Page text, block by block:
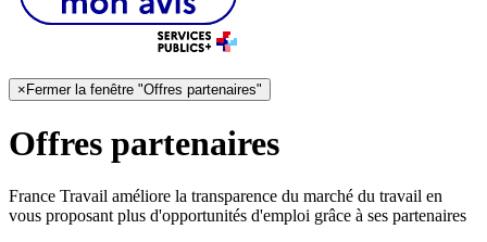
×Fermer la fenêtre "Offres partenaires"
Offres partenaires
France Travail améliore la transparence du marché du travail en
vous proposant plus d'opportunités d'emploi grâce à ses partenaires